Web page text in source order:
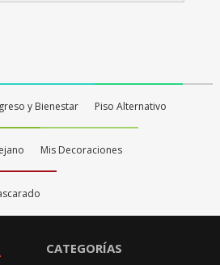
y Bienestar Piso Alternativo
Mis Decoraciones
CATEGORÍAS